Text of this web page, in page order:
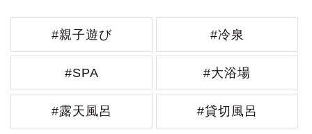
#親子遊び #冷泉
#SPA #大浴場
#露天風呂 #貸切風呂